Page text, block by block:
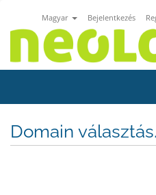
Magyar Bejelentkezés
Domain